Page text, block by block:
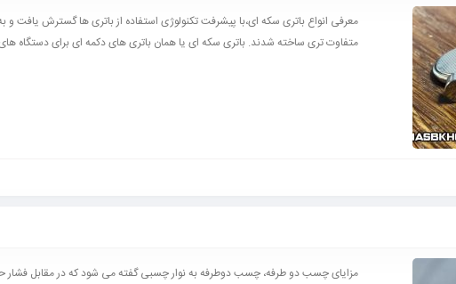
معرفی انواع باتری سکه ای،با پیشرفت تکنولوژی استفاده از باتری ها گسترش یافت و
متفاوت تری ساخته شدند. باتری سکه ای یا همان باتری های دکمه ای برای دستگاه
مزایای چسب دو طرفه، چسب دوطرفه به نوار چسبی گفته می ‌‌شود که در مقابل